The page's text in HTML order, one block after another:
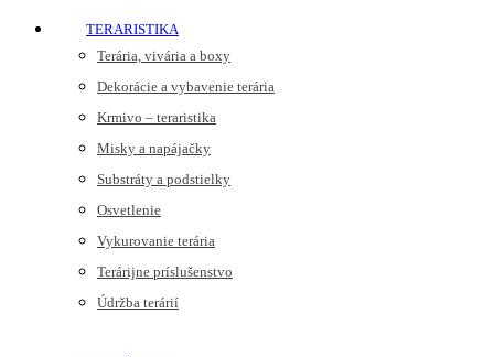
TERARISTIKA
Terária, vivária a boxy
Dekorácie a vybavenie terária
Krmivo – teraristika
Misky a napájačky
Substráty a podstielky
Osvetlenie
Vykurovanie terária
Terárijne príslušenstvo
Údržba terárií